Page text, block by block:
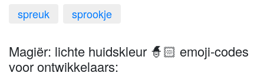
spreuk
sprookje
Magiër: lichte huidskleur 🧙🏻 emoji-codes
voor ontwikkelaars: